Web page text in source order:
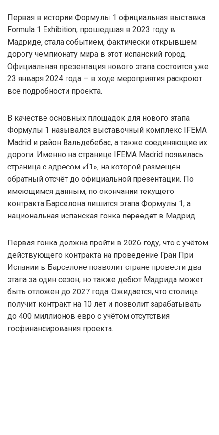
Первая в истории Формулы 1 официальная выставка
Formula 1 Exhibition, прошедшая в 2023 году в
Мадриде, стала событием, фактически открывшем
дорогу чемпионату мира в этот испанский город.
Официальная презентация нового этапа состоится уже
23 января 2024 года — в ходе мероприятия раскроют
все подробности проекта.
В качестве основных площадок для нового этапа
Формулы 1 назывался выставочный комплекс IFEMA
Madrid и район Вальдебебас, а также соединяющие их
дороги. Именно на странице IFEMA Madrid появилась
страница с адресом «f1», на которой размещён
обратный отсчёт до официальной презентации. По
имеющимся данным, по окончании текущего
контракта Барселона лишится этапа Формулы 1, а
национальная испанская гонка переедет в Мадрид.
Первая гонка должна пройти в 2026 году, что с учётом
действующего контракта на проведение Гран При
Испании в Барселоне позволит стране провести два
этапа за один сезон, но также дебют Мадрида может
быть отложен до 2027 года. Ожидается, что столица
получит контракт на 10 лет и позволит зарабатывать
до 400 миллионов евро с учётом отсутствия
госфинансирования проекта.